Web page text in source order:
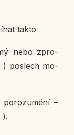
takto:
nebo zpro­
) po­slech mo­
po­ro­zu­mě­ní –
).